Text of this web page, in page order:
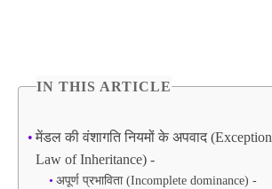
IN THIS ARTICLE
मेंडल की वंशागति नियमों के अपवाद
Law of Inheritance) -
अपूर्ण प्रभाविता (Incomplete dominance) -